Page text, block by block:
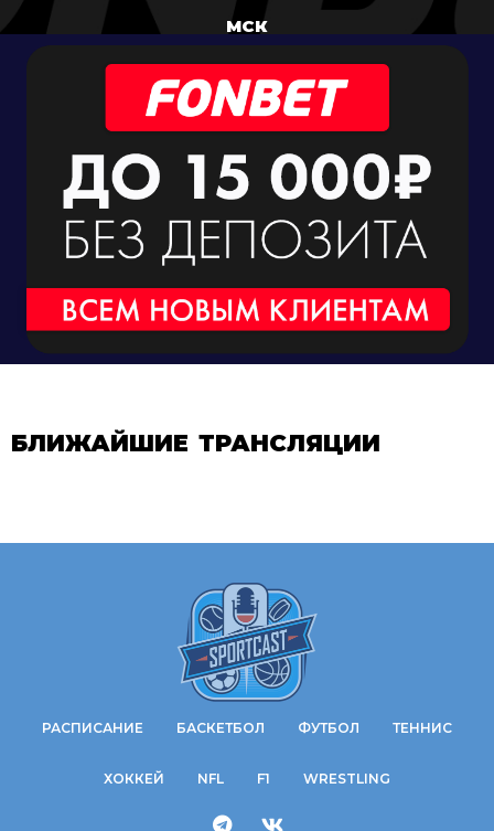
МСК
БЛИЖАЙШИЕ ТРАНСЛЯЦИИ
РАСПИСАНИЕ БАСКЕТБОЛ ФУТБОЛ ТЕННИС
ХОККЕЙ NFL F1 WRESTLING